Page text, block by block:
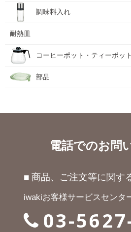
調味料入れ
耐熱皿
コーヒーポット・ティーポッ
部品
電話でのお問
■ 商品、ご注文等に関す
iwakiお客様サービスセンタ
03-